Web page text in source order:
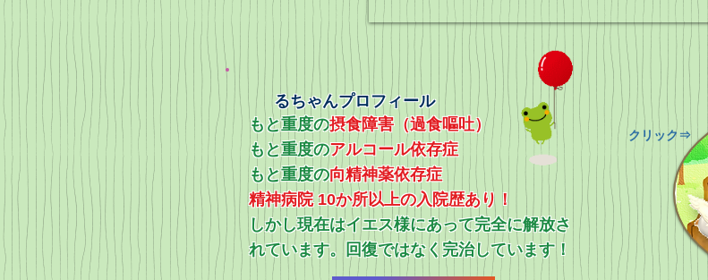
るちゃんプロフィール
もと重度の摂食障害（過食嘔吐）
もと重度のアルコール依存症
​もと重度の向精神薬依存症
精神病院 10か所以上の入院歴あり！
​しかし現在はイエス様にあって完全に解放さ
れています。回復ではなく完治しています！
​クリック⇒